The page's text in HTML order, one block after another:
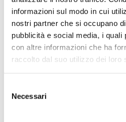
informazioni sul modo in cui
nostri partner che si occupano
pubblicità e social media, i quali
con altre informazioni che ha
raccolto dal suo utilizzo dei loro
delNecessari
Other projects